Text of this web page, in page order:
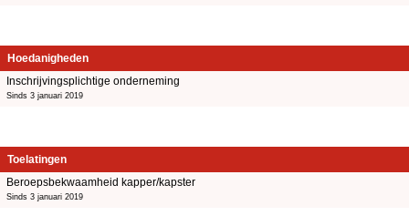
Hoedanigheden
Inschrijvingsplichtige onderneming
Sinds 3 januari 2019
Toelatingen
Beroepsbekwaamheid kapper/kapster
Sinds 3 januari 2019